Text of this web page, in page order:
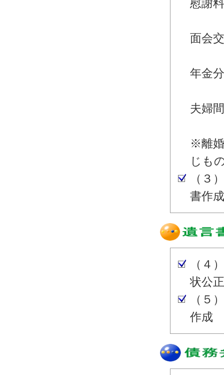
慰謝
面会
年金
夫婦
※離
じも
（３
書作成
（４
状公
（５
作成